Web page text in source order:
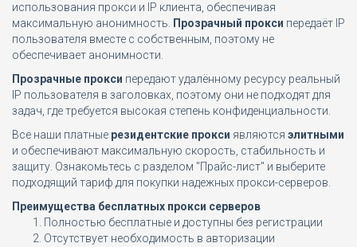
использования прокси и IP клиента, обеспечивая
максимальную анонимность.
Прозрачный прокси передаёт IP
пользователя вместе с собственным, поэтому не
обеспечивает анонимности.
Прозрачные прокси передают удалённому ресурсу реальный
IP пользователя в заголовках, поэтому они не подходят для
задач, где требуется высокая степень конфиденциальности.
Все наши платные резидентские прокси являются элитными
и обеспечивают максимальную скорость, стабильность и
защиту. Ознакомьтесь с разделом "Прайс-лист" и выберите
подходящий тариф для покупки надежных прокси-серверов.
Преимущества бесплатных прокси серверов
Полностью бесплатные и доступны без регистрации
Отсутствует необходимость в авторизации